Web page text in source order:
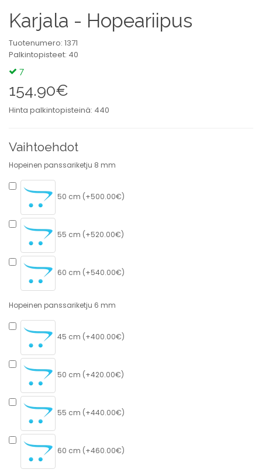
Karjala - Hopeariipus
Tuotenumero: 1371
Palkintopisteet: 40
7
154.90€
Hinta palkintopisteinä: 440
Vaihtoehdot
Hopeinen panssariketju 8 mm
50 cm (+500.00€)
55 cm (+520.00€)
60 cm (+540.00€)
Hopeinen panssariketju 6 mm
45 cm (+400.00€)
50 cm (+420.00€)
55 cm (+440.00€)
60 cm (+460.00€)